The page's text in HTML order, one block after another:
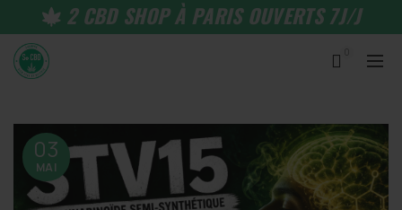
2 CBD SHOP À PARIS OUVERTS 7J/J
03
MAI